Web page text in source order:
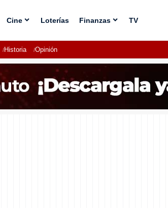
Cine Loterías Finanzas TV
Historia Opinión